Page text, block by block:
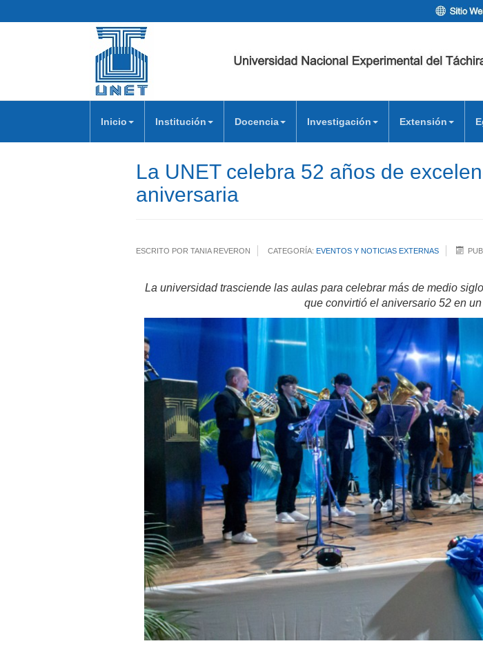
Inicio Institución Docencia Investigación Extensión
La UNET celebra 52 años de
aniversaria
ESCRITO POR TANIA REVERON CATEGORÍA: EVENTOS Y NOTICIAS EXTERNAS
La universidad trasciende las aulas para celebrar más de medio
que convirtió el aniversario 52 en